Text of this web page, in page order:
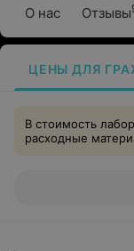
О нас Отзывы
ЦЕНЫ ДЛЯ
В стоимость
расходные